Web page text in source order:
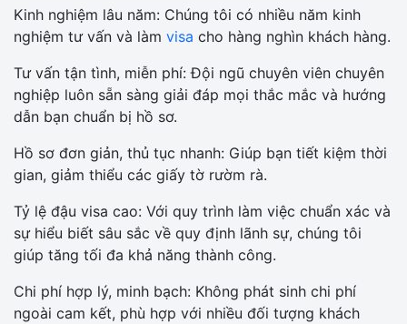
Kinh nghiệm lâu năm: Chúng tôi có nhiều năm kinh
nghiệm tư vấn và làm visa cho hàng nghìn khách hàng.
Tư vấn tận tình, miễn phí: Đội ngũ chuyên viên chuyên
nghiệp luôn sẵn sàng giải đáp mọi thắc mắc và hướng
dẫn bạn chuẩn bị hồ sơ.
Hồ sơ đơn giản, thủ tục nhanh: Giúp bạn tiết kiệm thời
gian, giảm thiểu các giấy tờ rườm rà.
Tỷ lệ đậu visa cao: Với quy trình làm việc chuẩn xác và
sự hiểu biết sâu sắc về quy định lãnh sự, chúng tôi
giúp tăng tối đa khả năng thành công.
Chi phí hợp lý, minh bạch: Không phát sinh chi phí
ngoài cam kết, phù hợp với nhiều đối tượng khách